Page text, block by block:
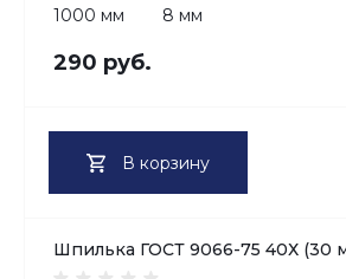
1000 мм 8 мм
290 руб.
В корзину
Шпилька ГОСТ 9066-75 40Х (30